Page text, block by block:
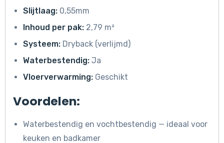
Slijtlaag: 0,55mm
Inhoud per pak: 2,79 m²
Systeem: Dryback (verlijmd)
Waterbestendig: Ja
Vloerverwarming: Geschikt
Voordelen:
Waterbestendig en vochtbestendig — ideaal voor
keuken en badkamer